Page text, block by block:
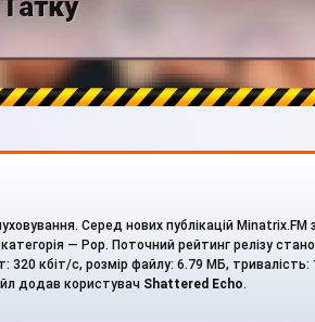
Серед нових публікацій Minatrix.FM
— Pop. Поточний рейтинг релізу
320 кбіт/с, розмір файлу: 6.79 МБ,
додав користувач Shattered Echo.